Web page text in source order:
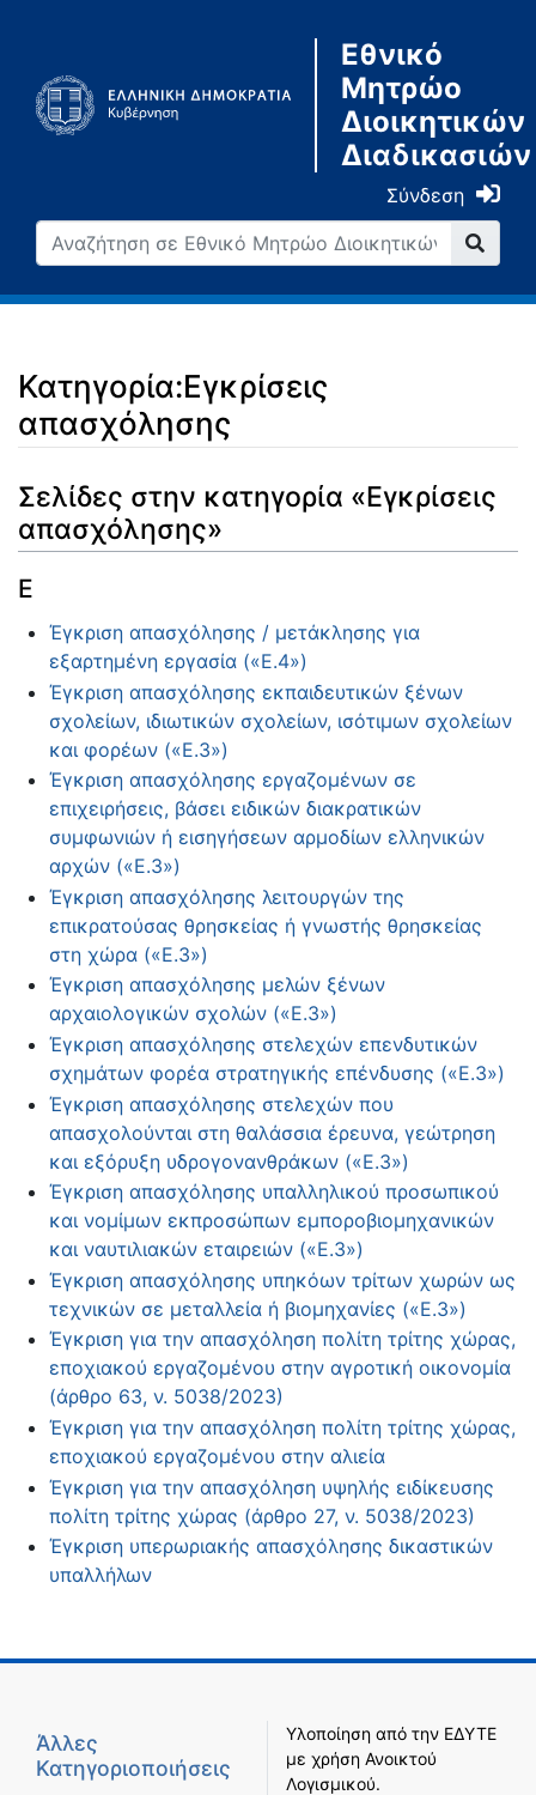
Εθνικό
Μητρώο
Διοικητικών
Διαδικασιών
Σύνδεση
Κατηγορία:Εγκρίσεις
απασχόλησης
Μετάβαση σε: αναζήτηση
Σελίδες στην κατηγορία «Εγκρίσεις
απασχόλησης»
Ε
Έγκριση απασχόλησης / μετάκλησης για
εξαρτημένη εργασία («Ε.4»)
Έγκριση απασχόλησης εκπαιδευτικών ξένων
σχολείων, ιδιωτικών σχολείων, ισότιμων σχολείων
και φορέων («Ε.3»)
Έγκριση απασχόλησης εργαζομένων σε
επιχειρήσεις, βάσει ειδικών διακρατικών
συμφωνιών ή εισηγήσεων αρμοδίων ελληνικών
αρχών («Ε.3»)
Έγκριση απασχόλησης λειτουργών της
επικρατούσας θρησκείας ή γνωστής θρησκείας
στη χώρα («Ε.3»)
Έγκριση απασχόλησης μελών ξένων
αρχαιολογικών σχολών («Ε.3»)
Έγκριση απασχόλησης στελεχών επενδυτικών
σχημάτων φορέα στρατηγικής επένδυσης («Ε.3»)
Έγκριση απασχόλησης στελεχών που
απασχολούνται στη θαλάσσια έρευνα, γεώτρηση
και εξόρυξη υδρογονανθράκων («Ε.3»)
Έγκριση απασχόλησης υπαλληλικού προσωπικού
και νομίμων εκπροσώπων εμποροβιομηχανικών
και ναυτιλιακών εταιρειών («Ε.3»)
Έγκριση απασχόλησης υπηκόων τρίτων χωρών ως
τεχνικών σε μεταλλεία ή βιομηχανίες («Ε.3»)
Έγκριση για την απασχόληση πολίτη τρίτης χώρας,
εποχιακού εργαζομένου στην αγροτική οικονομία
(άρθρο 63, ν. 5038/2023)
Έγκριση για την απασχόληση πολίτη τρίτης χώρας,
εποχιακού εργαζομένου στην αλιεία
Έγκριση για την απασχόληση υψηλής ειδίκευσης
πολίτη τρίτης χώρας (άρθρο 27, ν. 5038/2023)
Έγκριση υπερωριακής απασχόλησης δικαστικών
υπαλλήλων
Άλλες
Κατηγοριοποιήσεις
Υλοποίηση από την ΕΔΥΤΕ
με χρήση Ανοικτού
Λογισμικού.